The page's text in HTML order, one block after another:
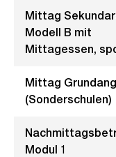
Mittag
Modell B mit
Mittagessen,
Mittag
(Sonderschulen)
Modul 1